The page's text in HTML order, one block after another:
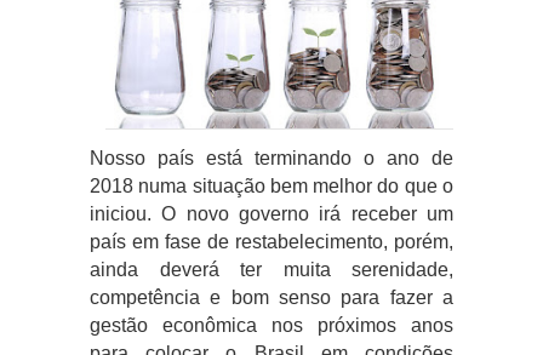
Nosso país está terminando o ano de
2018 numa situação bem melhor do que o
iniciou. O novo governo irá receber um
país em fase de restabelecimento, porém,
ainda deverá ter muita serenidade,
competência e bom senso para fazer a
gestão econômica nos próximos anos